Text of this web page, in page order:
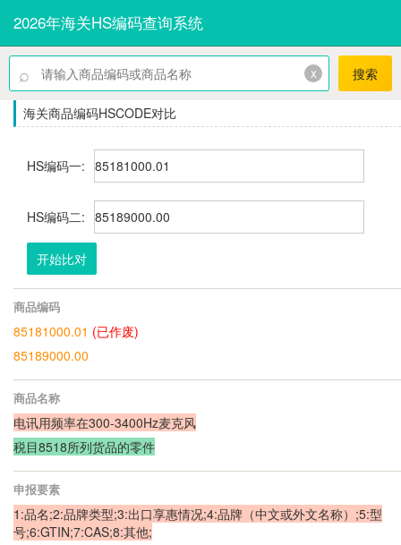
2026年海关HS编码查询系统
⌕ x 搜索
海关商品编码HSCODE对比
HS编码一:
HS编码二:
开始比对
商品编码
85181000.01 (已作废)
85189000.00
商品名称
电讯用频率在300-3400Hz麦克风
税目8518所列货品的零件
申报要素
1:品名;2:品牌类型;3:出口享惠情况;4:品牌（中文或外文名称）;5:型
号;6:GTIN;7:CAS;8:其他;